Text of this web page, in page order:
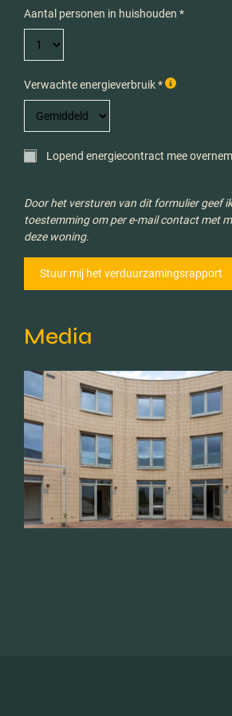
Aantal personen in huishouden *
Verwachte energieverbruik *
Lopend energiecontract mee
Door het versturen van dit formulier geef
toestemming om per e-mail contact met
deze woning.
Media